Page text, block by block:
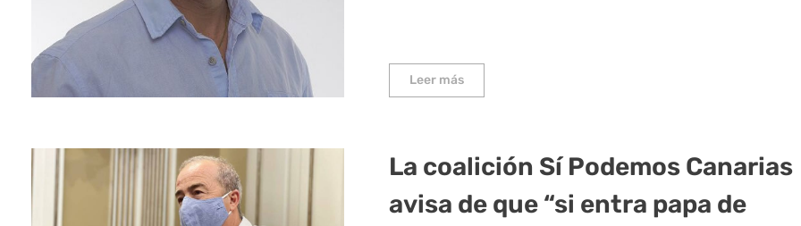
Leer más
La coalición Sí Podemos Canarias
avisa de que “si entra papa de